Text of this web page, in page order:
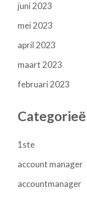
juni 2023
mei 2023
april 2023
maart 2023
februari 2023
1ste
account manager
accountmanager